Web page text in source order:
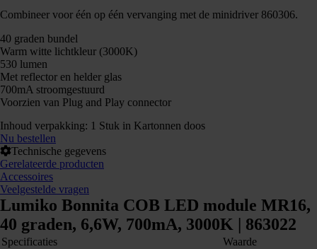
Combineer voor één op één vervanging met de minidriver 860306.
40 graden bundel
Warm witte lichtkleur (3000K)
530 lumen
Met reflector en helder glas
700mA stroomgestuurd
Voorzien van Plug and Play connector
Inhoud verpakking: 1 Stuk in Kartonnen doos
Nu bestellen
Technische gegevens
Gerelateerde producten
Accessoires
Veelgestelde vragen
Lumiko Bonnita COB LED module MR16,
40 graden, 6,6W, 700mA, 3000K | 863022
Specificaties
Waarde